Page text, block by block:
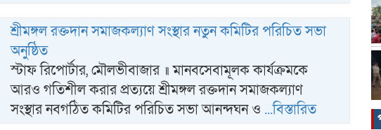
শ্রীমঙ্গল রক্তদান সমাজকল্যাণ সংস্থার নতুন কমিটির পরিচিত সভা
অনুষ্ঠিত
স্টাফ রিপোর্টার, মৌলভীবাজার ॥ মানবসেবামূলক কার্যক্রমকে
আরও গতিশীল করার প্রত্যয়ে শ্রীমঙ্গল রক্তদান সমাজকল্যাণ
সংস্থার নবগঠিত কমিটির পরিচিত সভা আনন্দঘন ও ...বিস্তারিত